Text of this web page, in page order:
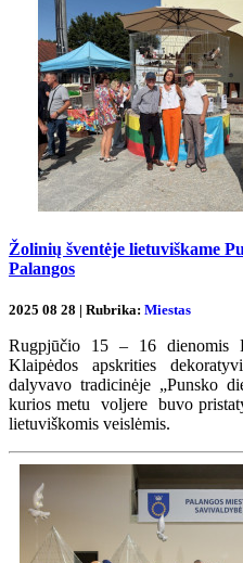
Žolinių šventėje lietuviškame
Palangos
2025 08 28 | Rubrika: Miestas
Rugpjūčio 15 – 16 dienomis
Klaipėdos apskrities
dalyvavo tradicinėje „Punsko
kurios metu voljere buvo
lietuviškomis veislėmis.